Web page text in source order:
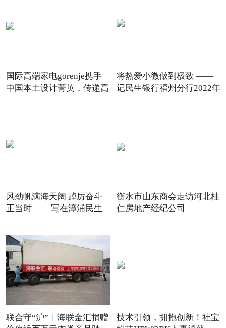
国际高端家电gorenje携手
中国本土设计菁英，传递高
将热爱小微做到极致 ——
记民生银行福州分行2022年
风劲帆满海天阔 踔厉奋斗
正当时 ——写在漳浦民生
衡水市山东商会走访河北桂
仁房地产经纪公司
联合守“沪”︱海联金汇捐赠
技术引领，拥抱创新！社宝